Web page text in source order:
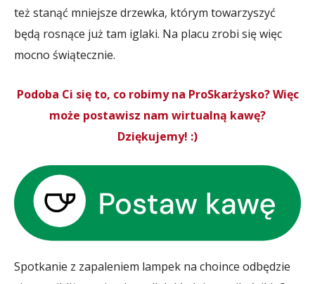
też stanąć mniejsze drzewka, którym towarzyszyć
będą rosnące już tam iglaki. Na placu zrobi się więc
mocno świątecznie.
Podoba Ci się to, co robimy na ProSkarżysko? Więc
może postawisz nam wirtualną kawę?
Dziękujemy! :)
Spotkanie z zapaleniem lampek na choince odbędzie